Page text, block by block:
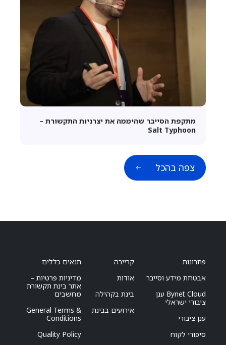
מתקפת הסייבר שהיממה את יצרניות התקשורת –
Salt Typhoon
צפה בהכל
פתרונות
אבטחת מידע וסייבר
Bynet Cloud ענן
ציבורי ישראלי
ענן ציבורי
סיפורי לקוח
קריירה
אודות
בינת בקהילה
אירועים בבינת
תנאים כללים
מדיניות פרטיות –
אתר בינת תקשורת
מחשבים
General Terms &
Conditions
Quality Policy